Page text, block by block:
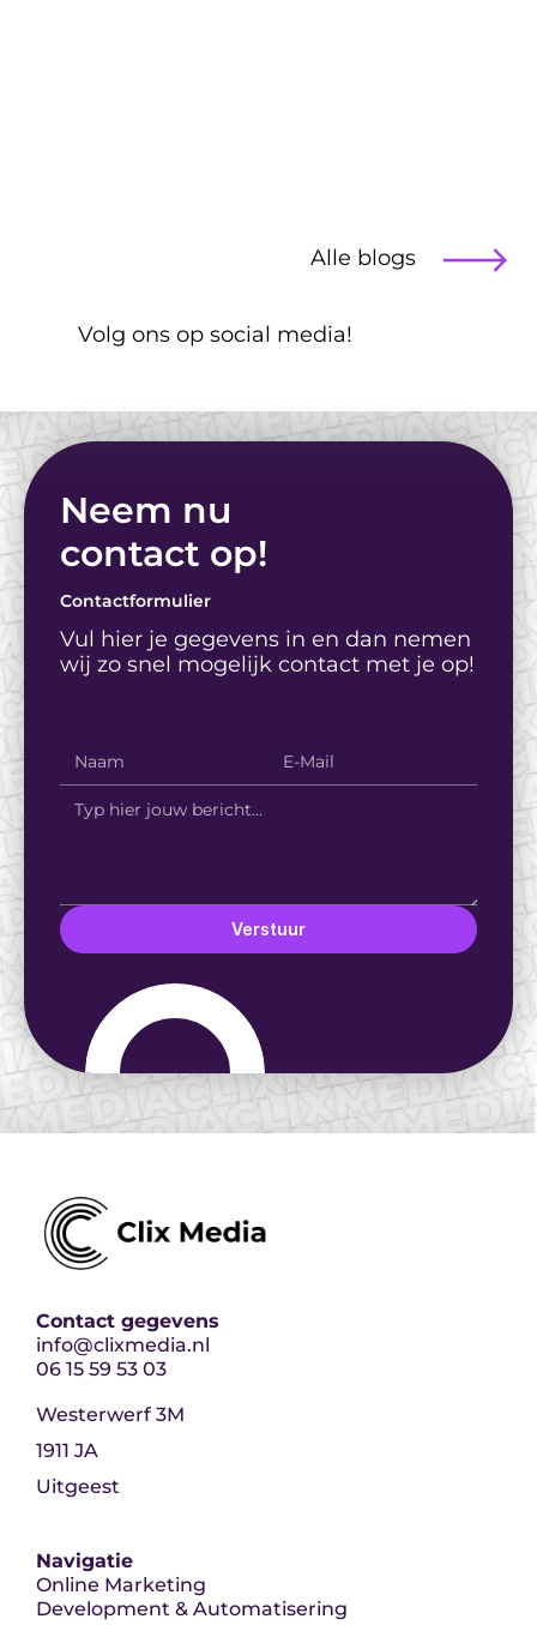
Stockfoto's: Wat werkt
Alle blogs
Volg ons op social media!
Neem nu
contact op!
Contactformulier
Vul hier je gegevens in en dan nemen
wij zo snel mogelijk contact met je op!
Verstuur
Contact gegevens
info@clixmedia.nl
06 15 59 53 03
Westerwerf 3M
1911 JA
Uitgeest
Navigatie
Online Marketing
Development & Automatisering